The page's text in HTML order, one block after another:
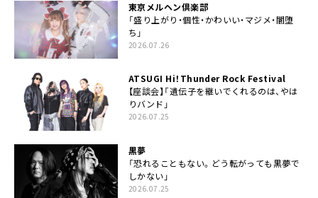
東京メルヘン倶楽部
「盛り上がり・個性・かわいい・マジメ・闇堕
ち」
2026.07.26
ATSUGI Hi！Thunder Rock Festival
【座談会】「遺伝子を継いでくれるのは、やは
りバンド」
2026.07.25
黒夢
「恐れることもない。どう転がっても黒夢で
しかない」
2026.07.25